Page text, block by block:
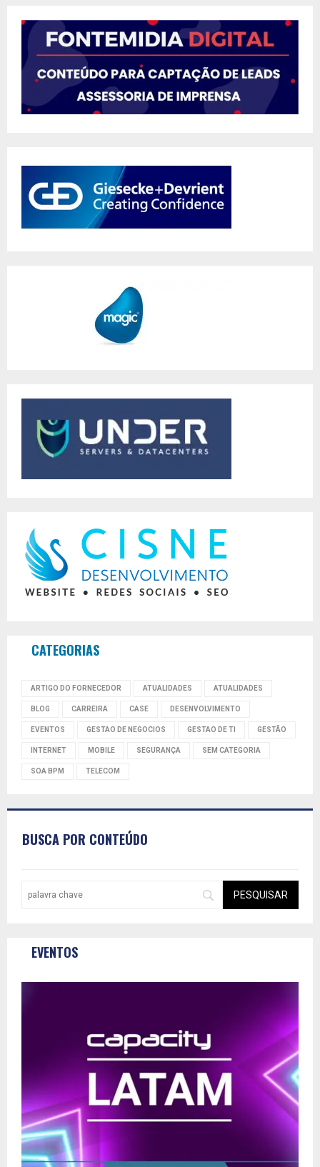
CATEGORIAS
ARTIGO DO FORNECEDOR ATUALIDADES ATUALIDADES
BLOG CARREIRA CASE DESENVOLVIMENTO
EVENTOS GESTAO DE NEGOCIOS GESTAO DE TI GESTÃO
INTERNET MOBILE SEGURANÇA SEM CATEGORIA
SOA BPM TELECOM
BUSCA POR CONTEÚDO
EVENTOS